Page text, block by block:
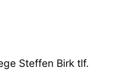
Steffen Birk tlf.